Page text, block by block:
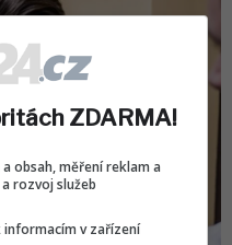
ZDARMA!
obsah, měření reklam a
rozvoj služeb
informacím v zařízení